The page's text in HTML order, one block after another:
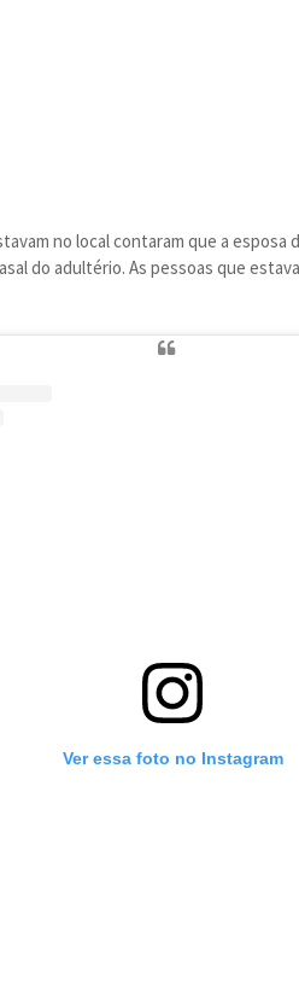
no local contaram que a
do adultério. As pessoas que
Ver essa foto no Instagram